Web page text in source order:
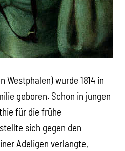
Westphalen) wurde 1814 in
geboren. Schon in jungen
für die frühe
sich gegen den
Adeligen verlangte,